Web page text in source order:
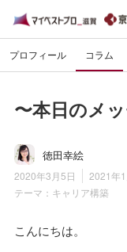
プロフィール コラム
〜本日のメ
徳田幸絵
2020年3月5日
2021年
テーマ： キャリア構築
こんにちは。